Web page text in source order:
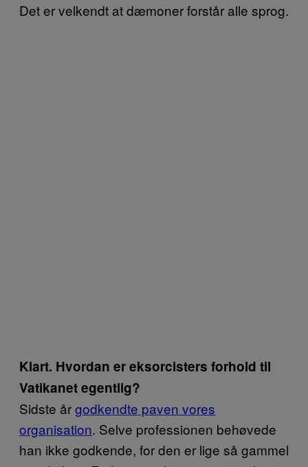
Det er velkendt at dæmoner forstår alle sprog.
Klart. Hvordan er eksorcisters forhold til
Vatikanet egentlig?
Sidste årgodkendte paven vores
organisation. Selve professionen behøvede
han ikke godkende, for den er lige så gammel